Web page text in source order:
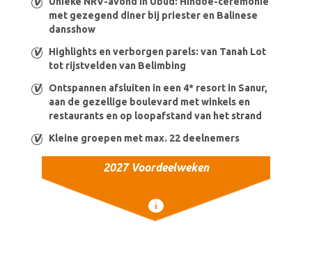
met gezegend diner bij priester en Balinese
dansshow
Highlights en verborgen parels: van Tanah Lot
tot rijstvelden van Belimbing
Ontspannen afsluiten in een 4* resort in Sanur,
aan de gezellige boulevard met winkels en
restaurants en op loopafstand van het strand
Kleine groepen met max. 22 deelnemers
2027 Voordeelweken
i